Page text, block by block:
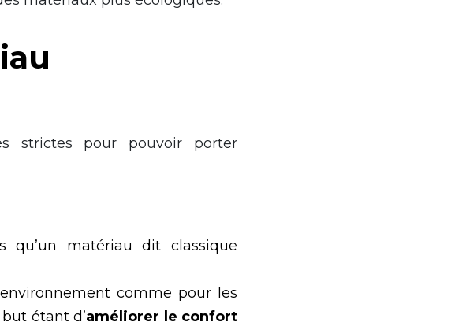
strictes pour pouvoir porter
qu’un matériau dit classique
comme pour les
étant d’améliorer le confort